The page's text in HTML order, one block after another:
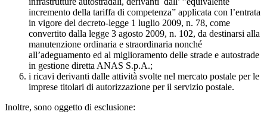
incremento della tariffa di competenza” applicata con l’entrata
in vigore del decreto-legge 1 luglio 2009, n. 78, come
convertito dalla legge 3 agosto 2009, n. 102, da destinarsi alla
manutenzione ordinaria e straordinaria nonché
all’adeguamento ed al miglioramento delle strade e autostrade
in gestione diretta ANAS S.p.A.;
i ricavi derivanti dalle attività svolte nel mercato postale per le
imprese titolari di autorizzazione per il servizio postale.
Inoltre, sono oggetto di esclusione: